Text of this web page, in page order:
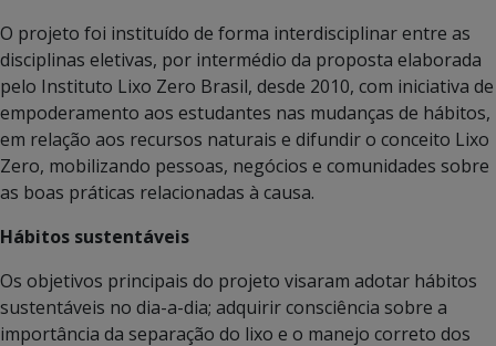
O projeto foi instituído de forma interdisciplinar entre as
disciplinas eletivas, por intermédio da proposta elaborada
pelo Instituto Lixo Zero Brasil, desde 2010, com iniciativa de
empoderamento aos estudantes nas mudanças de hábitos,
em relação aos recursos naturais e difundir o conceito Lixo
Zero, mobilizando pessoas, negócios e comunidades sobre
as boas práticas relacionadas à causa.
Hábitos sustentáveis
Os objetivos principais do projeto visaram adotar hábitos
sustentáveis no dia-a-dia; adquirir consciência sobre a
importância da separação do lixo e o manejo correto dos